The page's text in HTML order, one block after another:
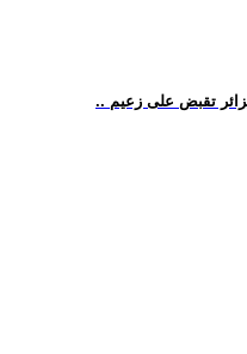
تقبض على زعيم